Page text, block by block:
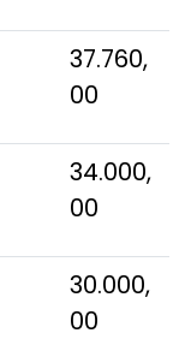
37.760,
00
34.000,
00
30.000,
00